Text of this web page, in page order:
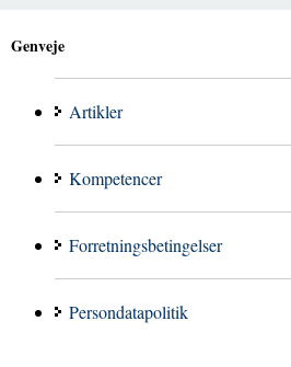
Genveje
Artikler
Kompetencer
Forretningsbetingelser
Persondatapolitik